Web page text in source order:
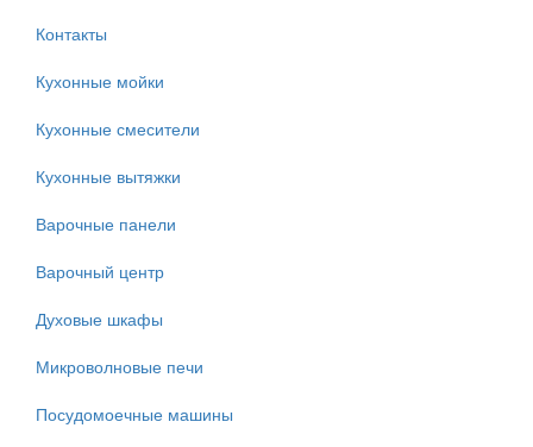
Контакты
Кухонные мойки
Кухонные смесители
Кухонные вытяжки
Варочные панели
Варочный центр
Духовые шкафы
Микроволновые печи
Посудомоечные машины